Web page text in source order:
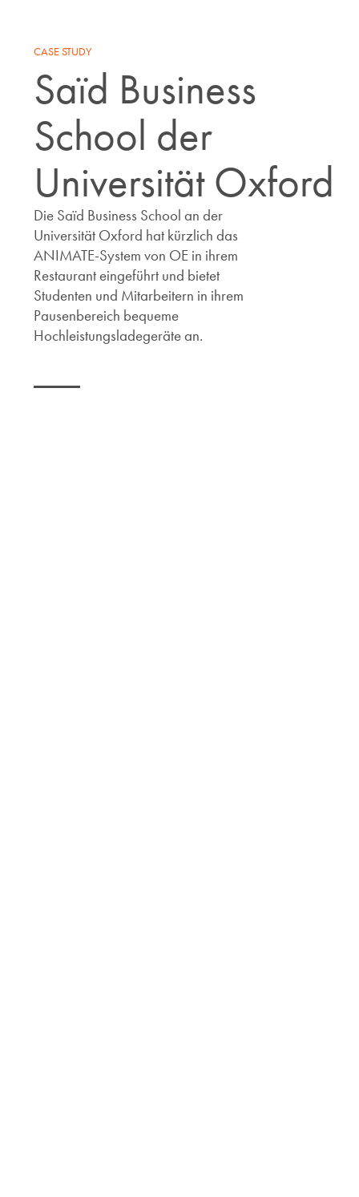
CASE STUDY
Saïd Business
School der
Universität Oxford
Die Saïd Business School an der
Universität Oxford hat kürzlich das
ANIMATE-System von OE in ihrem
Restaurant eingeführt und bietet
Studenten und Mitarbeitern in ihrem
Pausenbereich bequeme
Hochleistungsladegeräte an.